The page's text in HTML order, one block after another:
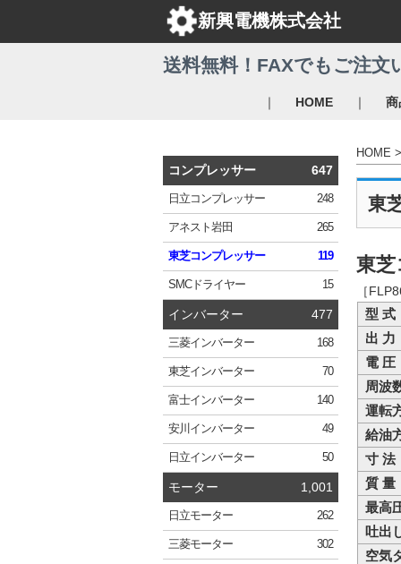
新興電機株式会社
｜ HOME ｜ 商
コンプレッサー 647
日立コンプレッサー 248
アネスト岩田 265
東芝コンプレッサー 119
SMCドライヤー 15
インバーター 477
三菱インバーター 168
東芝インバーター 70
富士インバーター 140
安川 インバーター 49
日立インバーター 50
モーター 1,001
日立モーター 262
三菱モーター 302
送料無料！FAXでもご注文
HOME
東
東
［
型 式
出 力
電 圧
周波
運転
給油
寸 法
質 量
最高
吐出
空気